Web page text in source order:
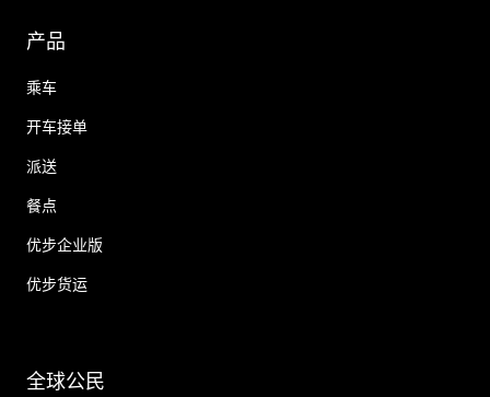
产品
乘车
开车接单
派送
餐点
优步企业版
优步货运
全球公民